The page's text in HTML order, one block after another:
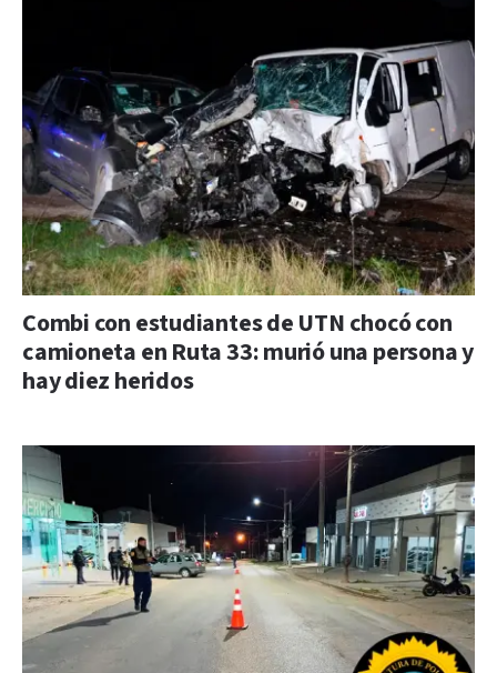
Combi con estudiantes de UTN chocó con
camioneta en Ruta 33: murió una persona y
hay diez heridos